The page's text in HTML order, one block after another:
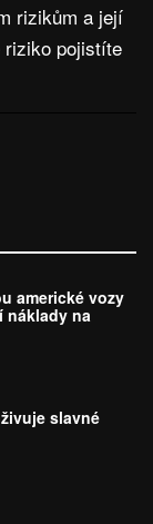
rizikům a její
riziko pojistíte
americké vozy
náklady na
slavné